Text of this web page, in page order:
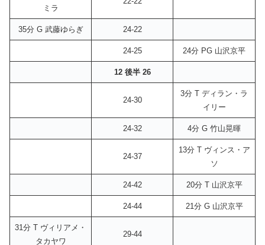
ミラ
35分 G 武藤ゆらぎ 24-22
24-25 24分 PG 山沢京平
12 後半 26
24-30
3分 T ディラン・ラ
イリー
24-32 4分 G 竹山晃暉
24-37
13分 T ヴィンス・ア
ソ
24-42 20分 T 山沢京平
24-44 21分 G 山沢京平
31分 T ヴィリアメ・
タカヤワ
29-44